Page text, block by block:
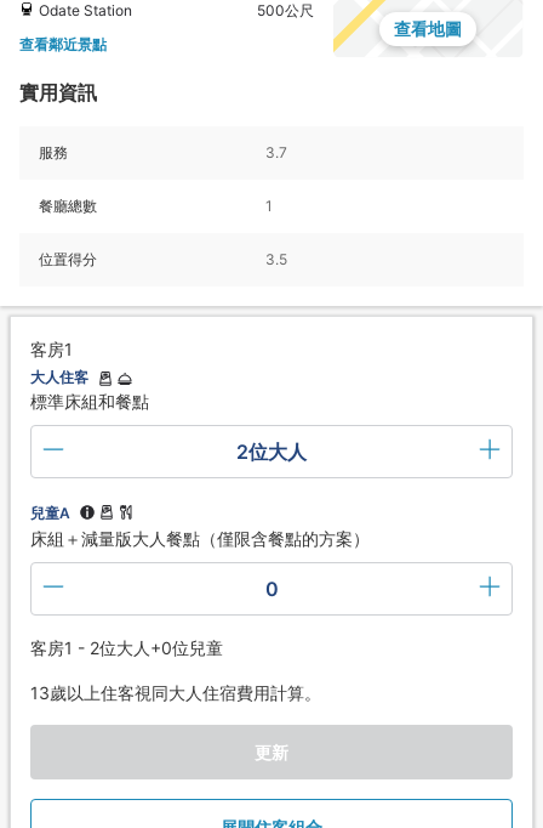
Odate Station
500公尺
查看鄰近景點
查看地圖
實用資訊
服務 3.7
餐廳總數 1
位置得分 3.5
客房1
大人住客
標準床組和餐點
2位大人
兒童A
床組＋減量版大人餐點（僅限含餐點的方案）
0
客房1 - 2位大人+0位兒童
13歲以上住客視同大人住宿費用計算。
更新